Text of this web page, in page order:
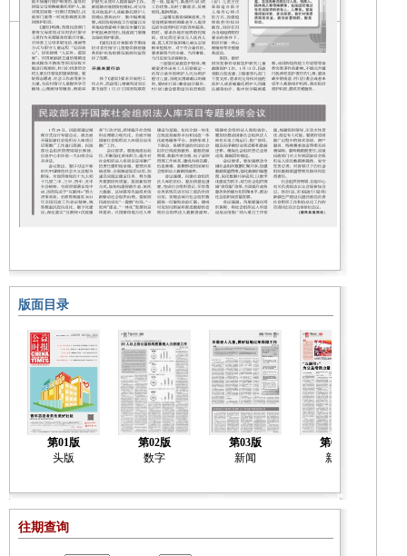
版面目录
第01版
头版
第02版
数字
第03版
新闻
第04版
新闻
往期查询